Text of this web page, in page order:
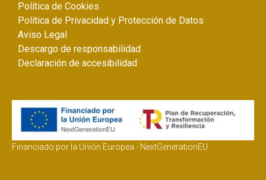
Política de Cookies
Política de Privacidad y Protección de Datos
Aviso Legal
Descargo de responsabilidad
Declaración de accesibilidad
Financiado por la Unión Europea - NextGenerationEU